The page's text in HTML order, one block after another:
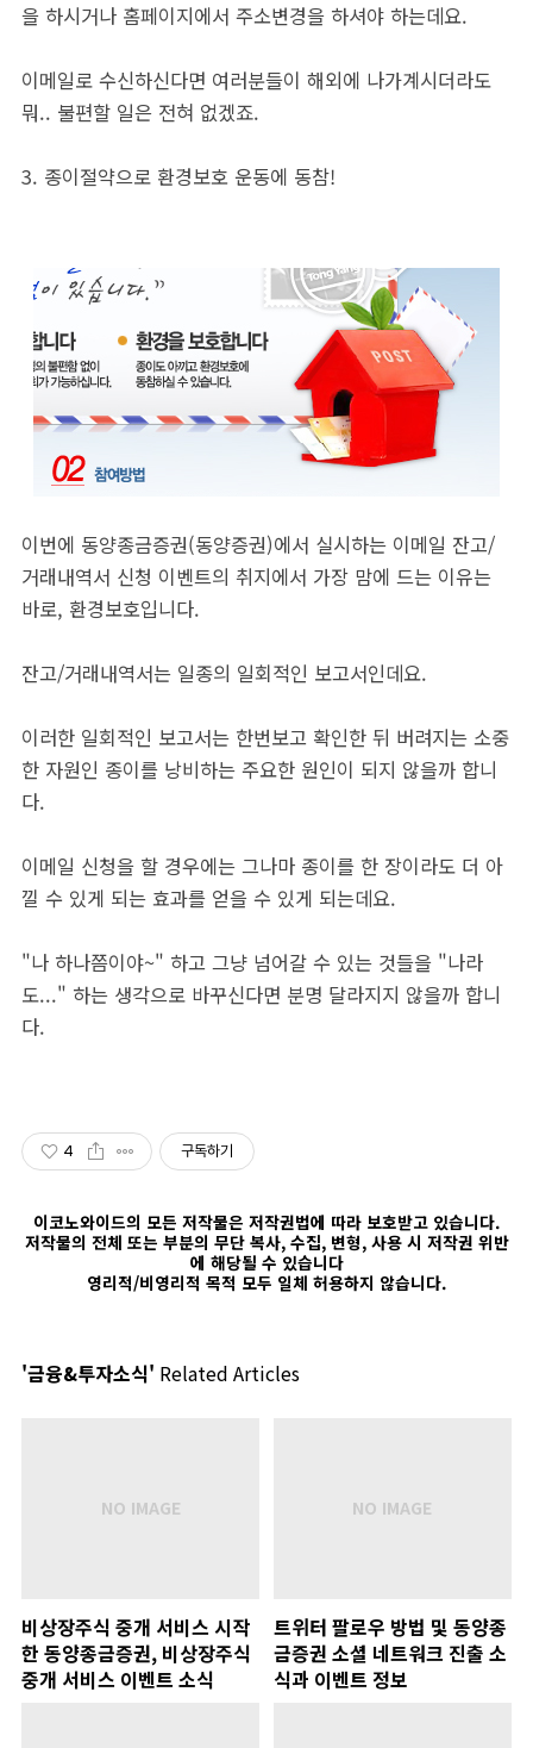
을 하시거나 홈페이지에서 주소변경을 하셔야 하는데요.
이메일로 수신하신다면 여러분들이 해외에 나가계시더라도
뭐.. 불편할 일은 전혀 없겠죠.
3. 종이절약으로 환경보호 운동에 동참!
이번에 동양종금증권(동양증권)에서 실시하는 이메일 잔고/
거래내역서 신청 이벤트의 취지에서 가장 맘에 드는 이유는
바로, 환경보호입니다.
잔고/거래내역서는 일종의 일회적인 보고서인데요.
이러한 일회적인 보고서는 한번보고 확인한 뒤 버려지는 소중
한 자원인 종이를 낭비하는 주요한 원인이 되지 않을까 합니
다.
이메일 신청을 할 경우에는 그나마 종이를 한 장이라도 더 아
낄 수 있게 되는 효과를 얻을 수 있게 되는데요.
"나 하나쯤이야~" 하고 그냥 넘어갈 수 있는 것들을 "나라
도..." 하는 생각으로 바꾸신다면 분명 달라지지 않을까 합니
다.
4 구독하기
이코노와이드의 모든 저작물은 저작권법에 따라 보호받고 있습니다.
저작물의 전체 또는 부분의 무단 복사, 수집, 변형, 사용 시 저작권 위반
에 해당될 수 있습니다
영리적/비영리적 목적 모두 일체 허용하지 않습니다.
'금융&투자소식' Related Articles
비상장주식 중개 서비스 시작
한 동양종금증권, 비상장주식
중개 서비스 이벤트 소식
트위터 팔로우 방법 및 동양종
금증권 소셜 네트워크 진출 소
식과 이벤트 정보